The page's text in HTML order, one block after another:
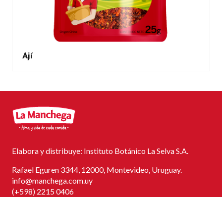
Ají
Elabora y distribuye: Instituto Botánico La Selva S.A.
Rafael Eguren 3344, 12000, Montevideo, Uruguay.
info@manchega.com.uy
(+598) 2215 0406